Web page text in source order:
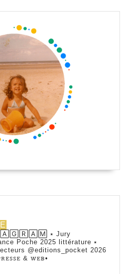
⭑ Jury
Poche 2025 littérature ⭑
@editions_pocket 2026
& ꮃꭼᏼ•